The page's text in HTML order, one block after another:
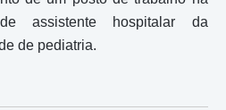
assistente hospitalar da
de pediatria.